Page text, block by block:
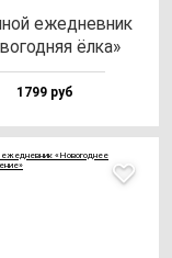
ежед­нев­ник
ёл­ка»
1799 руб